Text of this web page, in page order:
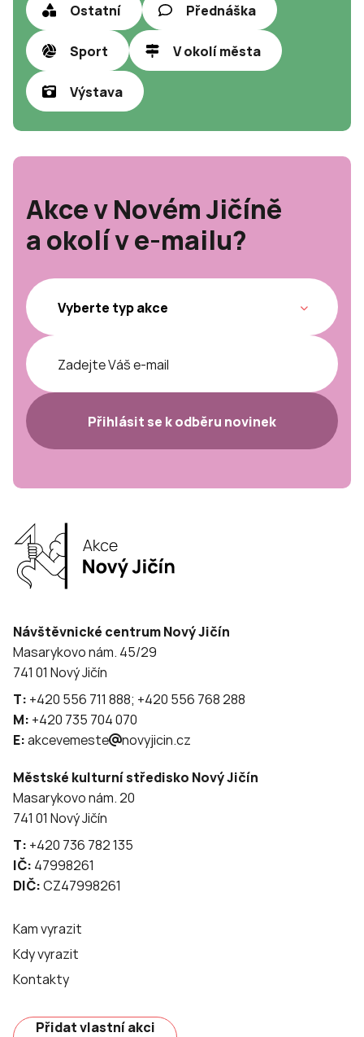
Ostatní Přednáška
Sport V okolí města
Výstava
Akce v Novém Jičíně
a okolí v e-mailu?
Přihlásit se k odběru novinek
Návštěvnické centrum Nový Jičín
Masarykovo nám. 45/29
741 01 Nový Jičín
T: +420 556 711 888; +420 556 768 288
M: +420 735 704 070
E:akcevemeste novyjicin.cz
Městské kulturní středisko Nový Jičín
Masarykovo nám. 20
741 01 Nový Jičín
T: +420 736 782 135
IČ: 47998261
DIČ:CZ47998261
Kam vyrazit
Kdy vyrazit
Kontakty
Přidat vlastní akci